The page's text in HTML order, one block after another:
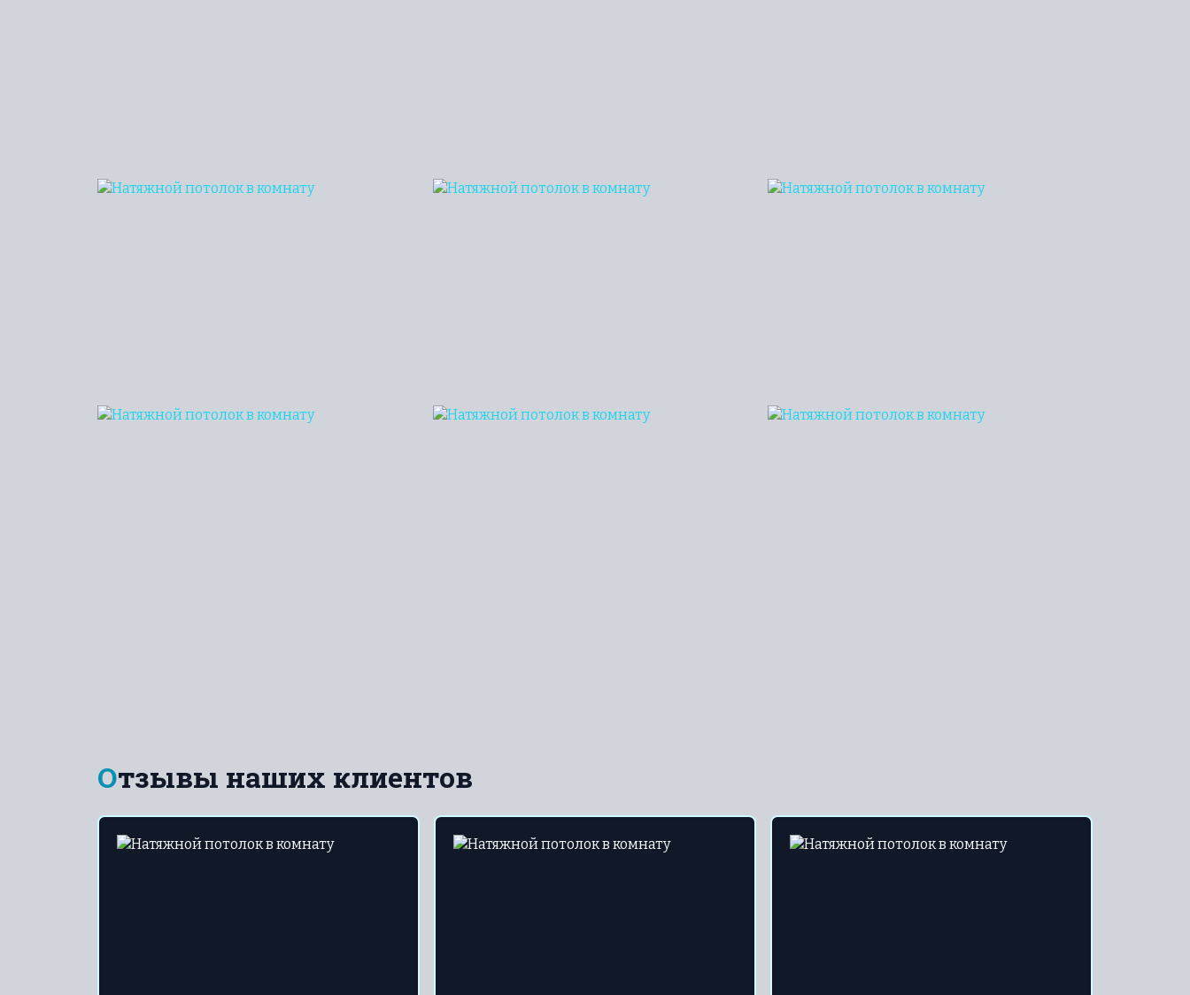
Отзывы наших клиентов